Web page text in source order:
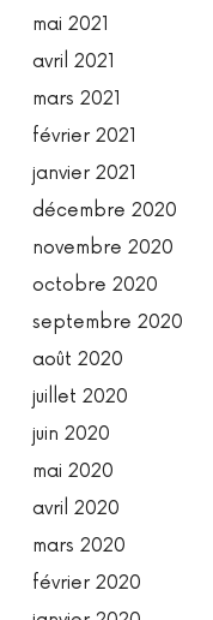
mai 2021
avril 2021
mars 2021
février 2021
janvier 2021
décembre 2020
novembre 2020
octobre 2020
septembre 2020
août 2020
juillet 2020
juin 2020
mai 2020
avril 2020
mars 2020
février 2020